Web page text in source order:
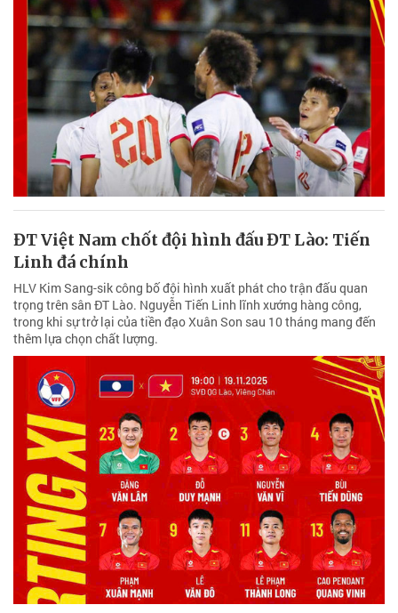
ĐT Việt Nam chốt đội hình đấu ĐT Lào: Tiến
Linh đá chính
HLV Kim Sang-sik công bố đội hình xuất phát cho trận đấu quan
trọng trên sân ĐT Lào. Nguyễn Tiến Linh lĩnh xướng hàng công,
trong khi sự trở lại của tiền đạo Xuân Son sau 10 tháng mang đến
thêm lựa chọn chất lượng.